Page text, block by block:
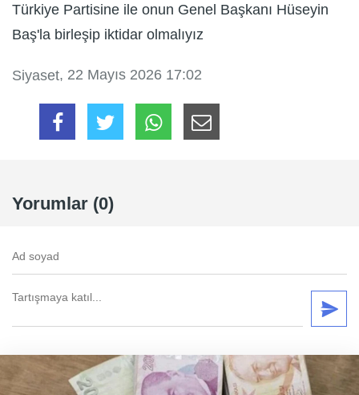
Türkiye Partisine ile onun Genel Başkanı Hüseyin
Baş'la birleşip iktidar olmalıyız
Siyaset, 22 Mayıs 2026 17:02
Yorumlar (0)